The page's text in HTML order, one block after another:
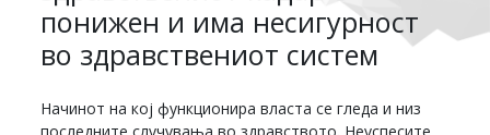
понижен и има несигурност
во здравствениот систем
Начинот на кој функционира власта се гледа и низ